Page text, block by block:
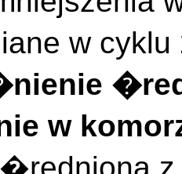
w cyklu
w